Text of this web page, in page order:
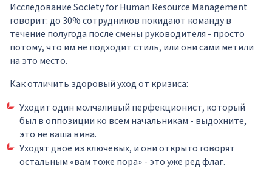
Исследование Society for Human Resource Management
говорит: до 30% сотрудников покидают команду в
течение полугода после смены руководителя - просто
потому, что им не подходит стиль, или они сами метили
на это место.
Как отличить здоровый уход от кризиса:
Уходит один молчаливый перфекционист, который
был в оппозиции ко всем начальникам - выдохните,
это не ваша вина.
Уходят двое из ключевых, и они открыто говорят
остальным «вам тоже пора» - это уже ред флаг.